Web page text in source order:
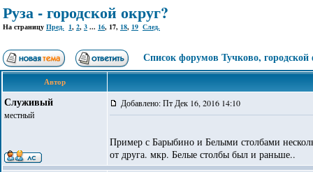
Руза - городской округ?
На страницу Пред. 1, 2, 3 ... 16, 17, 18, 19 След.
Список форумов Тучково,
Автор
Служивый
местный
Добавлено: Пт Дек 16, 2016 14:10
Пример с Барыбино и Белыми столбами
от друга. мкр. Белые столбы был и раньше..